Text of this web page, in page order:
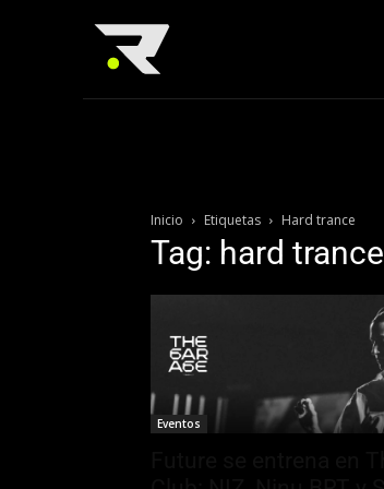
Inicio Etiquetas Hard trance
Tag: hard trance
Eventos